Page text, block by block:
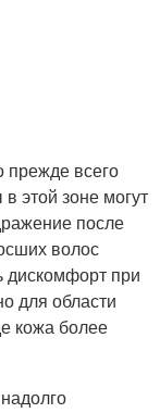
прежде всего
этой зоне могут
после
волос
дискомфорт при
для области
кожа более